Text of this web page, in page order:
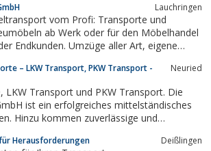
Lauchringen
ab Werk oder für den Möbelhandel
Umzüge aller Art, eigene
– LKW Transport, PKW Transport -
Neuried
ist ein erfolgreiches mittelständisches
Hinzu kommen zuverlässige und
und unterstützen. Hohe Qualität,
Herausforderungen Deißlingen